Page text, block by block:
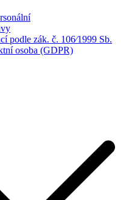
podle zák. č. 106⁄1999 Sb.
osoba (GDPR)